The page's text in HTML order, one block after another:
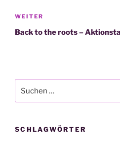
Nächster
Beitrag
WEITER
Back to the roots –
nach:
SCHLAGWÖRTER